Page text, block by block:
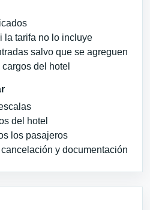
la tarifa no lo incluye
salvo que se agreguen
del hotel
del hotel
los pasajeros
y documentación